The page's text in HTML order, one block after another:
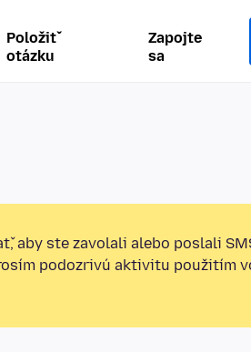
Položiť
otázku
Zapojte
sa
aby ste zavolali alebo poslali
podozrivú aktivitu použitím